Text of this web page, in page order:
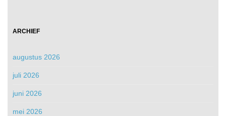
ARCHIEF
augustus 2026
juli 2026
juni 2026
mei 2026